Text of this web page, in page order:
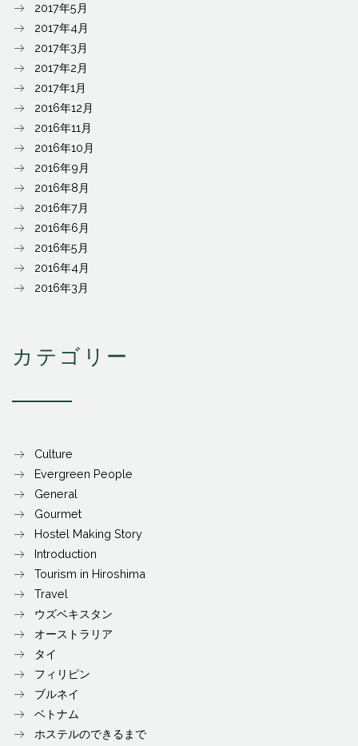
2017年5月
2017年4月
2017年3月
2017年2月
2017年1月
2016年12月
2016年11月
2016年10月
2016年9月
2016年8月
2016年7月
2016年6月
2016年5月
2016年4月
2016年3月
カテゴリー
Culture
Evergreen People
General
Gourmet
Hostel Making Story
Introduction
Tourism in Hiroshima
Travel
ウズベキスタン
オーストラリア
タイ
フィリピン
ブルネイ
ベトナム
ホステルのできるまで